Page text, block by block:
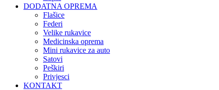
DODATNA OPREMA
Flašice
Federi
Velike rukavice
Medicinska oprema
Mini rukavice za auto
Satovi
Peškiri
Privjesci
KONTAKT